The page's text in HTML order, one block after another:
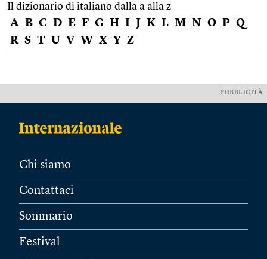
Il dizionario di italiano dalla a alla z
A B C D E F G H I J K L M N O P Q
R S T U V W X Y Z
PUBBLICITÀ
Chi siamo
Contattaci
Sommario
Festival